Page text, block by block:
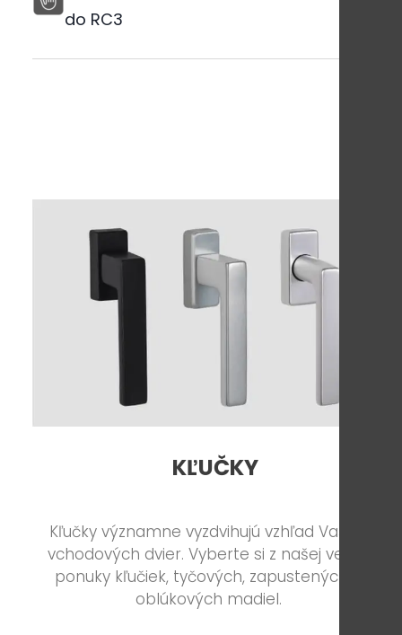
do RC3
KĽUČKY
Kľučky významne vyzdvihujú vzhľad Vašich
vchodových dvier. Vyberte si z našej veľkej
ponuky kľučiek, tyčových, zapustených a
oblúkových madiel.